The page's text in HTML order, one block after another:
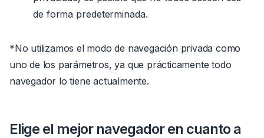
de forma predeterminada.
*No utilizamos el modo de navegación privada como
uno de los parámetros, ya que prácticamentetodo
navegador lo tiene actualmente.
Elige el mejor navegador en cuanto a